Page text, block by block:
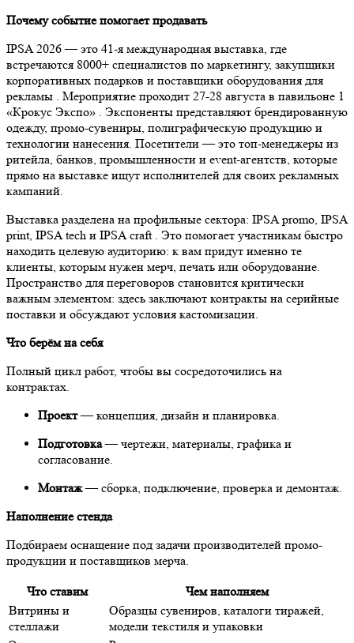
Почему событие помогает продавать
IPSA 2026 — это 41-я международная выставка, где
встречаются 8000+ специалистов по маркетингу, закупщики
корпоративных подарков и поставщики оборудования для
рекламы . Мероприятие проходит 27-28 августа в павильоне 1
«Крокус Экспо» . Экспоненты представляют брендированную
одежду, промо-сувениры, полиграфическую продукцию и
технологии нанесения. Посетители — это топ-менеджеры из
ритейла, банков, промышленности и event-агентств, которые
прямо на выставке ищут исполнителей для своих рекламных
кампаний.
Выставка разделена на профильные сектора: IPSA promo, IPSA
print, IPSA tech и IPSA craft . Это помогает участникам быстро
находить целевую аудиторию: к вам придут именно те
клиенты, которым нужен мерч, печать или оборудование.
Пространство для переговоров становится критически
важным элементом: здесь заключают контракты на серийные
поставки и обсуждают условия кастомизации.
Что берём на себя
Полный цикл работ, чтобы вы сосредоточились на
контрактах.
Проект— концепция, дизайн и планировка.
Подготовка— чертежи, материалы, графика и
согласование.
Монтаж— сборка, подключение, проверка и демонтаж.
Наполнение стенда
Подбираем оснащение под задачи производителей промо-
продукции и поставщиков мерча.
Что ставим
Чем наполняем
Витрины и
стеллажи
Образцы сувениров, каталоги тиражей,
модели текстиля и упаковки